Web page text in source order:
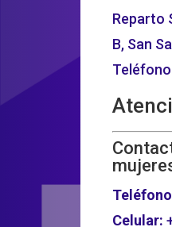
Reparto
B, San
Celular: